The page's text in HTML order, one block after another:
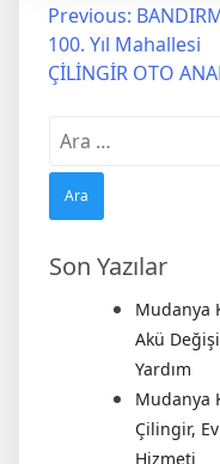
Yazı
gezinmesi
Previous:
100. Yıl Mahallesi
ÇİLİNGİR OTO
Arama:
Son Yazılar
Mudanya
Akü
Yardım
Mudanya
Çilingir,
Hizmeti